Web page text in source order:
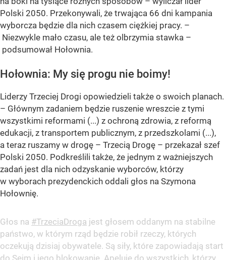
Polski 2050. Przekonywali, że trwająca 66 dni kampania
wyborcza będzie dla nich czasem ciężkiej pracy. –
Niezwykle mało czasu, ale też olbrzymia stawka –
podsumował Hołownia.
Hołownia: My się progu nie boimy!
Liderzy Trzeciej Drogi opowiedzieli także o swoich planach.
– Głównym zadaniem będzie ruszenie wreszcie z tymi
wszystkimi reformami (...) z ochroną zdrowia, z reformą
edukacji, z transportem publicznym, z przedszkolami (...),
a teraz ruszamy w drogę – Trzecią Drogę – przekazał szef
Polski 2050. Podkreślili także, że jednym z ważniejszych
zadań jest dla nich odzyskanie wyborców, którzy
w wyborach prezydenckich oddali głos na Szymona
Hołownię.
Głos na #TrzeciaDroga jest głosem oddanym na stabilne
państwo, w którym rząd będzie robił rzeczy, których
oczekują dzisiaj obywatele. Są siły, które zapowiadają start
do Sejm i jego blokowanie. Apeluję do wszystkich, którzy